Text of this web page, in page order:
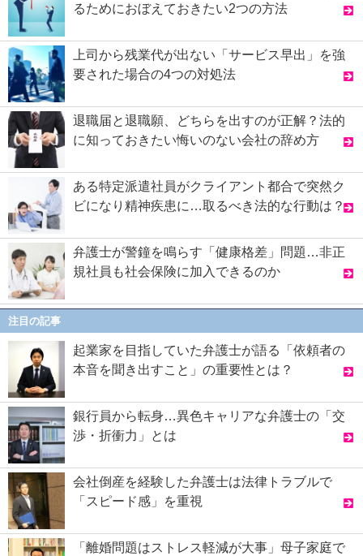
るためにおぼえておきたい2つの方法
上司から残業代が出ない「サービス早出」を強
要された場合の4つの対処法
退職届と退職願、どちらを出すのが正解？法的
に知っておきたい悔いのない会社の辞め方
ある特定派遣社員がクライアント都合で突然ク
ビになり精神疾患に…取るべき法的な行動は？
弁護士が警鐘を鳴らす「健康格差」問題…非正
規社員も社会保険に加入できるのか
注目の記事
起業家を目指していた弁護士が語る「依頼者の
本音を聞き出すこと」の重要性とは？
銀行員から転身…異色キャリアな弁護士の「交
渉・折衝力」とは
会社倒産を経験した弁護士は法律トラブルで
「スピード感」を重視
「離婚問題はストレス軽減が大事」母子家庭で